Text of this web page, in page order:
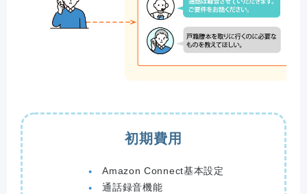
初期費用
Amazon Connect基本設定
通話録音機能